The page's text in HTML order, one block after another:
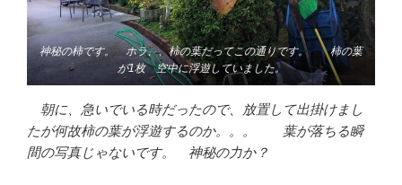
神秘の柿です。 ホラ、、柿の葉だってこの通りです。柿の葉
が1枚 空中に浮遊していました。
朝に、急いでいる時だったので、放置して出掛けまし
たが何故柿の葉が浮遊するのか。。。 葉が落ちる瞬
間の写真じゃないです。 神秘の力か？